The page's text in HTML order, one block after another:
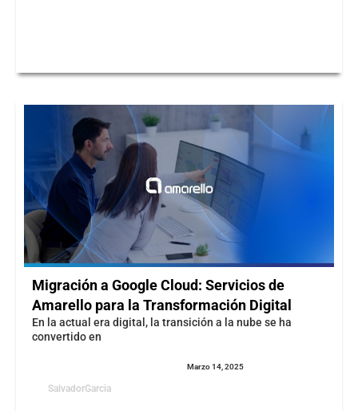
Migración a Google Cloud: Servicios de
Amarello para la Transformación Digital
En la actual era digital, la transición a la nube se ha
convertido en
SalvadorGarcia
Marzo 14, 2025